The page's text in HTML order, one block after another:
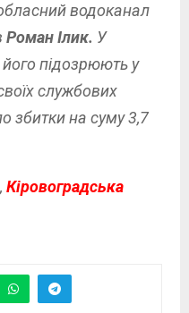
водоканал
Роман Ілик. У
підозрюють у
службових
збитки на суму 3,7
, Кіровоградська